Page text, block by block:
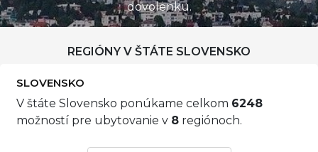
dovolenku.
REGIÓNY V ŠTÁTE SLOVENSKO
SLOVENSKO
V štáte Slovensko ponúkame celkom 6248
možností pre ubytovanie v 8 regiónoch.